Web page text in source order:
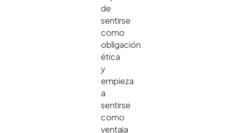
de
sentirse
como
obligación
ética
y
empieza
a
sentirse
como
ventaja